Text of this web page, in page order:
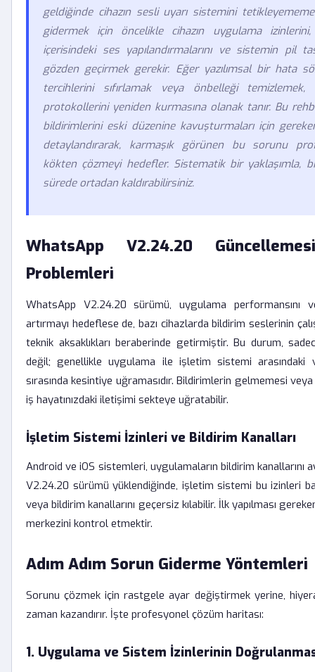
geldiğinde cihazın sesli uyarı sistemini
gidermek için öncelikle cihazın uygulama
içerisindeki ses yapılandırmalarını ve sistemin pil
gözden geçirmek gerekir. Eğer yazılımsal bir hata
tercihlerini sıfırlamak veya önbelleği temizlemek,
protokollerini yeniden kurmasına olanak tanır. Bu
bildirimlerini eski düzenine kavuşturmaları için
detaylandırarak, karmaşık görünen bu sorunu
kökten çözmeyi hedefler. Sistematik bir yaklaşımla,
sürede ortadan kaldırabilirsiniz.
WhatsApp V2.24.20
Problemleri
WhatsApp V2.24.20 sürümü, uygulama performansını
artırmayı hedeflese de, bazı cihazlarda bildirim seslerinin
teknik aksaklıkları beraberinde getirmiştir. Bu durum,
değil; genellikle uygulama ile işletim sistemi arasındaki
sırasında kesintiye uğramasıdır. Bildirimlerin gelmemesi
iş hayatınızdaki iletişimi sekteye uğratabilir.
İşletim Sistemi İzinleri ve Bildirim Kanalları
Android ve iOS sistemleri, uygulamaların bildirim kanallarını
V2.24.20 sürümü yüklendiğinde, işletim sistemi bu izinleri
veya bildirim kanallarını geçersiz kılabilir. İlk yapılması
merkezini kontrol etmektir.
Adım Adım Sorun Giderme Yöntemleri
Sorunu çözmek için rastgele ayar değiştirmek yerine,
zaman kazandırır. İşte profesyonel çözüm haritası:
1. Uygulama ve Sistem İzinlerinin